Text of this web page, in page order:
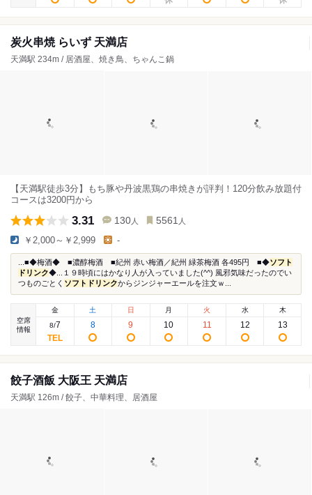
炭火串焼 らいず 天満店
天満駅 234m / 居酒屋、焼き鳥、ちゃんこ鍋
【天満駅徒歩3分】もち豚や丹波黒鶏の串焼きが評判！120分飲み放題付
コースは3200円から
3.31 130 人 5561 人
￥2,000～￥2,999 -
...■◆梅酒◆ ■濃醇梅酒 ■紀州 赤い梅酒／紀州 緑茶梅酒 各495円 ■◆ソフト
ドリンク◆...１９時頃にはかなり人が入っていました(^^) 風邪気味だったのでい
つものごとく ソフトドリンクからジンジャーエールを注文ｗ...
空席
情報
金
8/7
土
8
日
9
月
10
火
11
水
12
木
13
餃子酒飯 大阪王 天満店
天満駅 126m / 餃子、中華料理、居酒屋